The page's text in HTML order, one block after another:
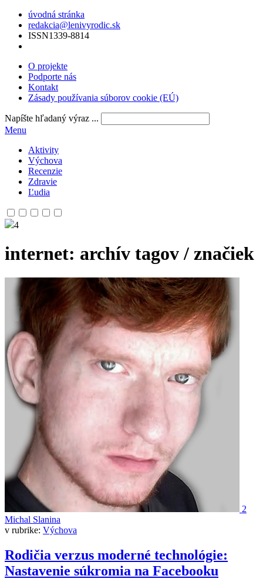
úvodná stránka
redakcia@lenivyrodic.sk
ISSN1339-8814
O projekte
Podporte nás
Kontakt
Zásady používania súborov cookie (EÚ)
Napíšte hľadaný výraz ...
Menu
Aktivity
Výchova
Recenzie
Zdravie
Ľudia
4
internet: archív tagov / značiek
2
Michal Slanina
v rubrike: Výchova
Rodičia verzus moderné technológie:
Nastavenie súkromia na Facebooku